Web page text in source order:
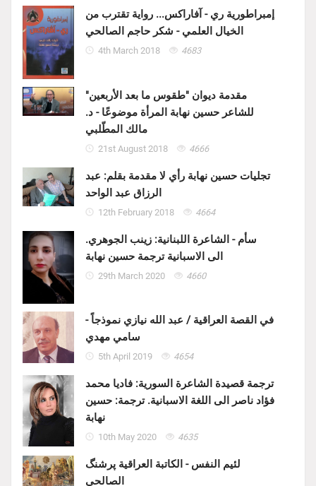
إمبراطورية ري - آفاراكس... رواية تقترب من
الخيال العلمي - شكر حاجم الصالحي
4th March 2018 4683
مقدمة ديوان "طقوس ما بعد الأربعين"
للشاعر حسين نهابة المرأة موضوعًا - د.
مالك المطّلبي
21st August 2018 4666
تجليات حسين نهابة رأي لا مقدمة بقلم: عبد
الرزاق عبد الواحد
12th February 2018 4664
سأم - الشاعرة اللبنانية: زينب الجوهري.
الى الاسبانية ترجمة حسين نهابة
29th March 2020 4660
في القصة العراقية / عبد الله نيازي نموذجاً -
سامي مهدي
5th April 2019 4654
ترجمة قصيدة الشاعرة السورية: فاديا محمد
فؤاد ناصر الى اللغة الاسبانية. ترجمة: حسين
نهابة
10th May 2020 4635
لئيم النفس - الكاتبة العراقية پرشنگ
الصالحي